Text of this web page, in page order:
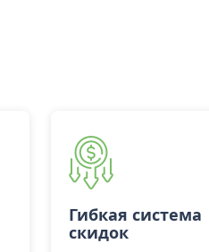
Гибкая система
скидок